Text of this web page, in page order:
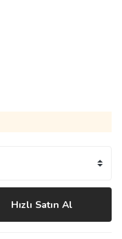
Hızlı Satın Al